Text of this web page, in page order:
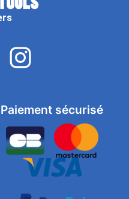
Paiement sécurisé